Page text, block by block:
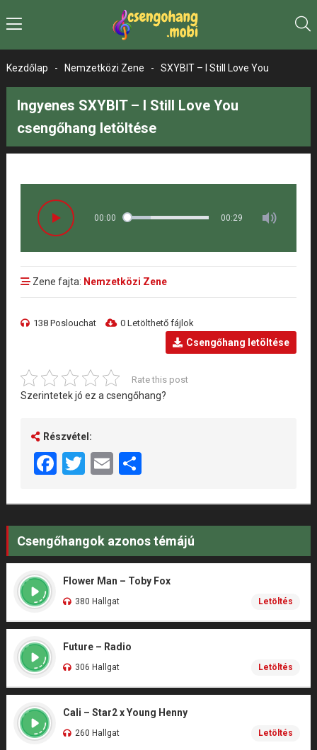
Kezdőlap - Nemzetközi Zene - SXYBIT – I Still Love You
Ingyenes SXYBIT – I Still Love You
csengőhang letöltése
00:00 00:29
Zene fajta: Nemzetközi Zene
138 Poslouchat 0 Letölthető fájlok
Csengőhang letöltése
Rate this post
Szerintetek jó ez a csengőhang?
Részvétel:
Facebook
Twitter
EmailShare
Csengőhangok azonos témájú
Flower Man – Toby Fox
380 Hallgat Letöltés
Future – Radio
306 Hallgat Letöltés
Cali – Star2 x Young Henny
260 Hallgat Letöltés